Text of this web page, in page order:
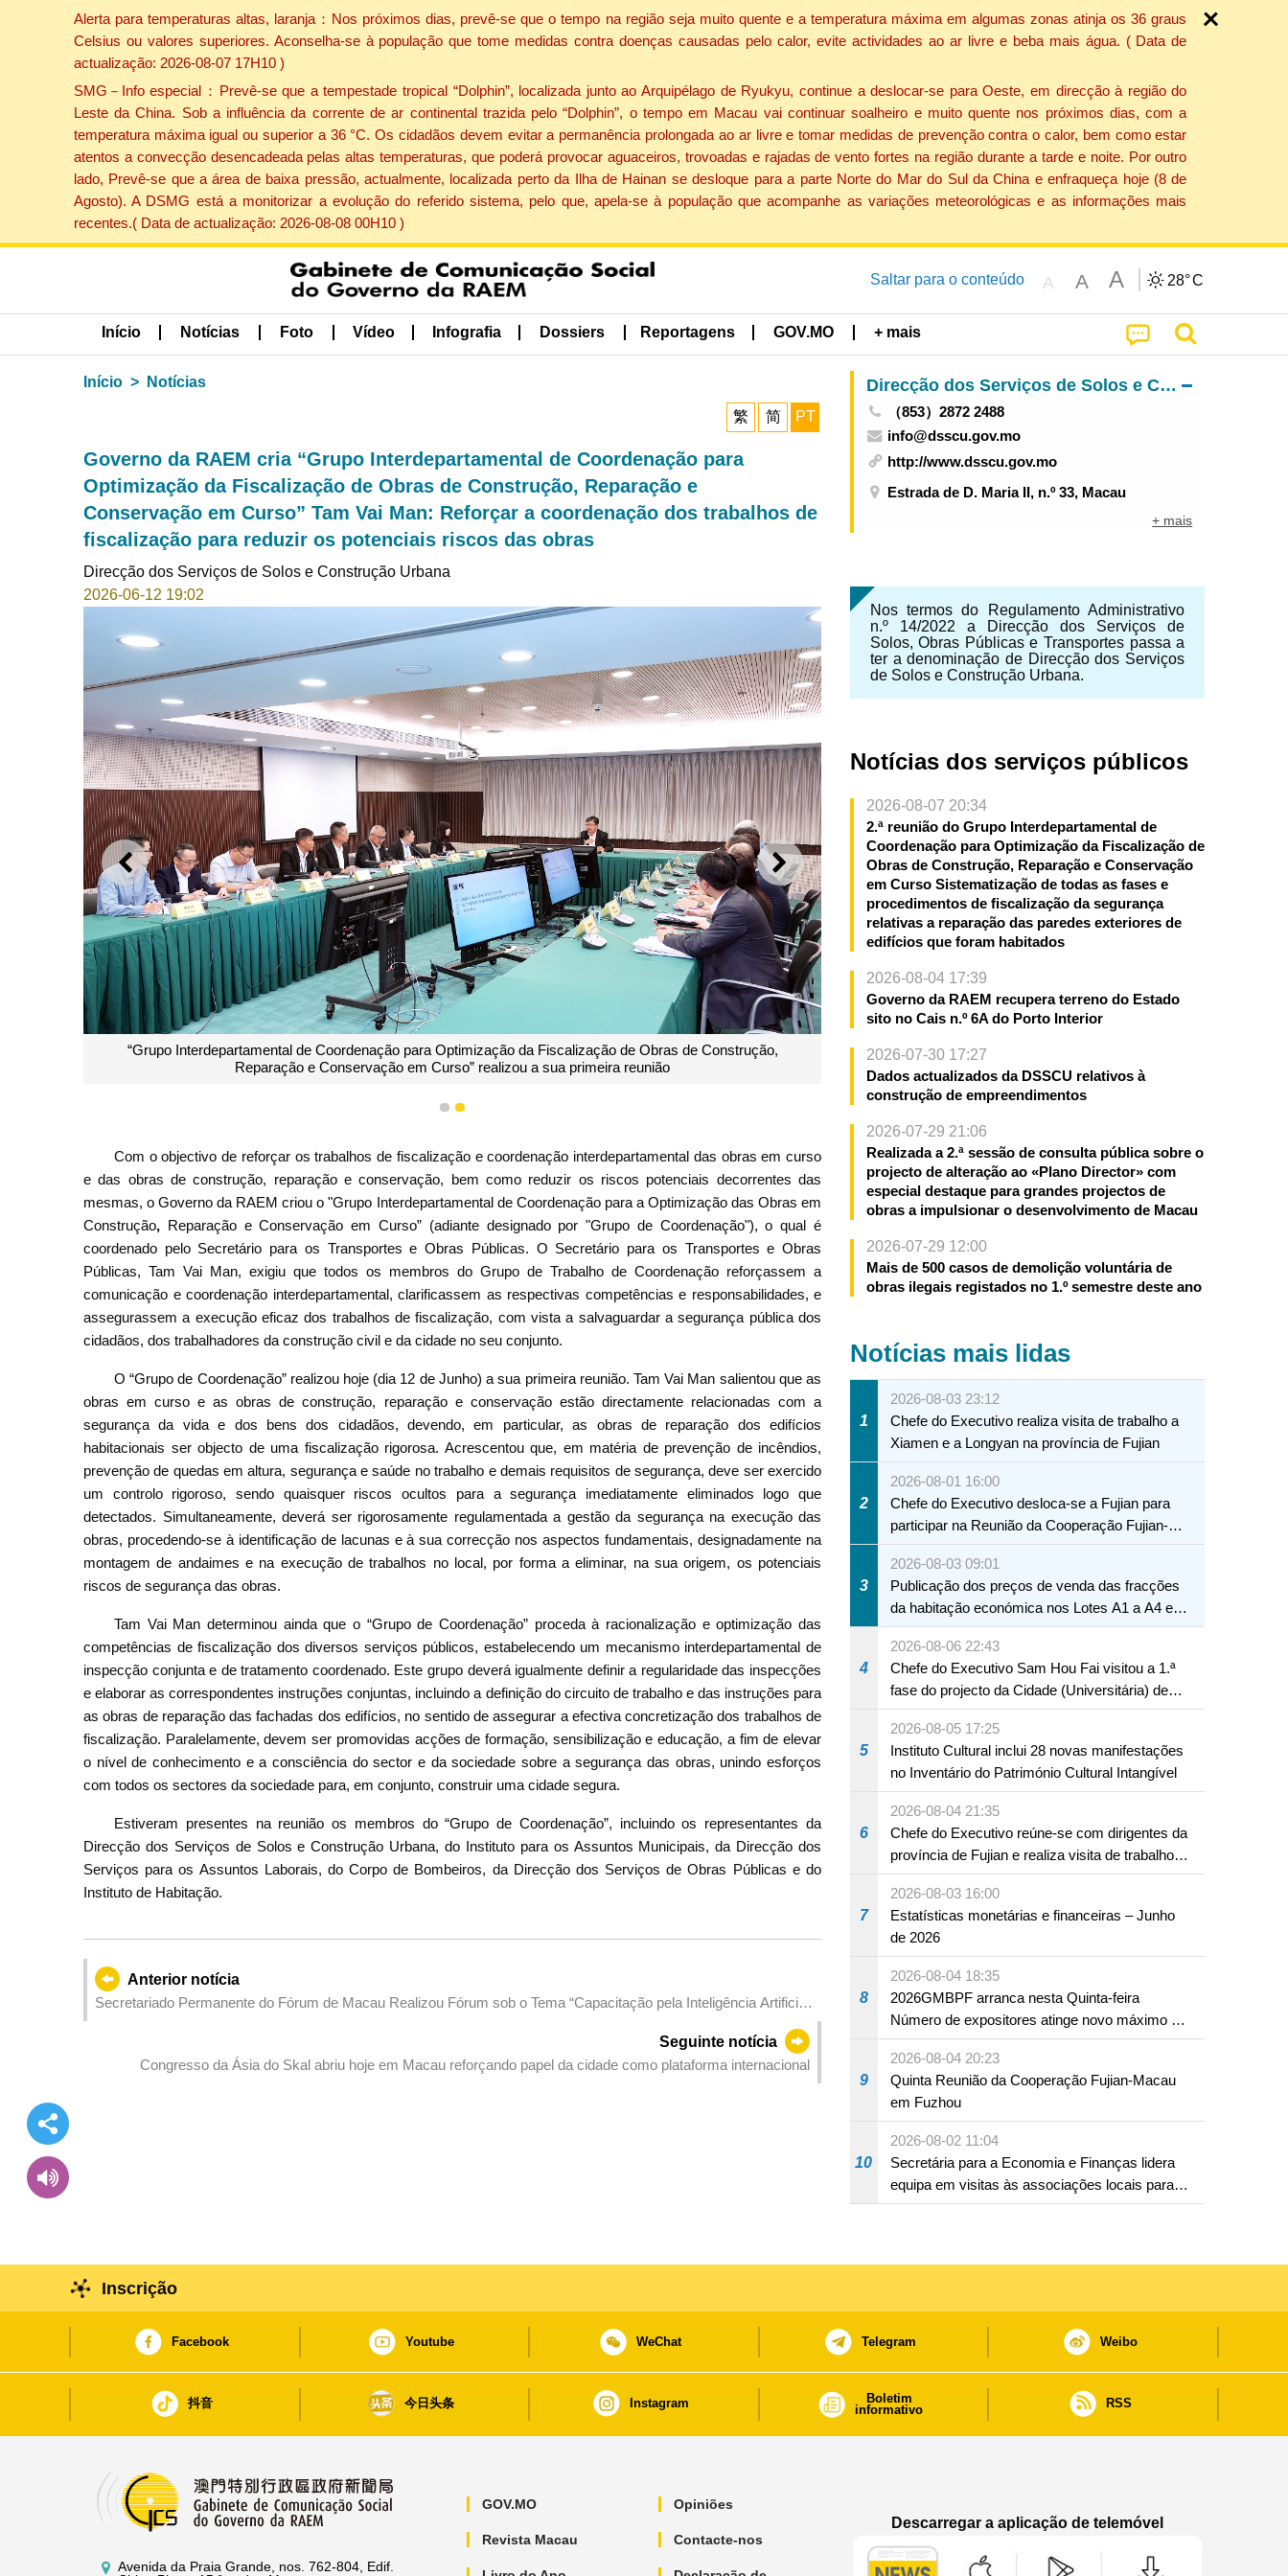
Alerta para temperaturas altas, laranja：Nos próximos dias, prevê-se que o tempo na região seja muito quente e a temperatura máxima em algumas zonas atinja os 36 graus
Celsius ou valores superiores. Aconselha-se à população que tome medidas contra doenças causadas pelo calor, evite actividades ao ar livre e beba mais água. ( Data de
actualização: 2026-08-07 17H10 )
SMG－Info especial：Prevê-se que a tempestade tropical “Dolphin”, localizada junto ao Arquipélago de Ryukyu, continue a deslocar-se para Oeste, em direcção à região do
Leste da China. Sob a influência da corrente de ar continental trazida pelo “Dolphin”, o tempo em Macau vai continuar soalheiro e muito quente nos próximos dias, com a
temperatura máxima igual ou superior a 36 °C. Os cidadãos devem evitar a permanência prolongada ao ar livre e tomar medidas de prevenção contra o calor, bem como estar
atentos a convecção desencadeada pelas altas temperaturas, que poderá provocar aguaceiros, trovoadas e rajadas de vento fortes na região durante a tarde e noite. Por outro
lado, Prevê-se que a área de baixa pressão, actualmente, localizada perto da Ilha de Hainan se desloque para a parte Norte do Mar do Sul da China e enfraqueça hoje (8 de
Agosto). A DSMG está a monitorizar a evolução do referido sistema, pelo que, apela-se à população que acompanhe as variações meteorológicas e as informações mais
recentes.( Data de actualização: 2026-08-08 00H10 )
Saltar para o conteúdo A A A 28°C
Início Notícias Foto Vídeo Infografia Dossiers Reportagens GOV.MO + mais
Início Notícias
繁 简 PT
Governo da RAEM cria “Grupo Interdepartamental de Coordenação para
Optimização da Fiscalização de Obras de Construção, Reparação e
Conservação em Curso” Tam Vai Man: Reforçar a coordenação dos trabalhos de
fiscalização para reduzir os potenciais riscos das obras
Direcção dos Serviços de Solos e Construção Urbana
2026-06-12 19:02
ANTERIOR SEGUINTE
“Grupo Interdepartamental de Coordenação para Optimização da Fiscalização de Obras de Construção,
Reparação e Conservação em Curso” realizou a sua primeira reunião
1 2
Com o objectivo de reforçar os trabalhos de fiscalização e coordenação interdepartamental das obras em curso
e das obras de construção, reparação e conservação, bem como reduzir os riscos potenciais decorrentes das
mesmas, o Governo da RAEM criou o "Grupo Interdepartamental de Coordenação para a Optimização das Obras em
Construção, Reparação e Conservação em Curso” (adiante designado por "Grupo de Coordenação"), o qual é
coordenado pelo Secretário para os Transportes e Obras Públicas. O Secretário para os Transportes e Obras
Públicas, Tam Vai Man, exigiu que todos os membros do Grupo de Trabalho de Coordenação reforçassem a
comunicação e coordenação interdepartamental, clarificassem as respectivas competências e responsabilidades, e
assegurassem a execução eficaz dos trabalhos de fiscalização, com vista a salvaguardar a segurança pública dos
cidadãos, dos trabalhadores da construção civil e da cidade no seu conjunto.
O “Grupo de Coordenação” realizou hoje (dia 12 de Junho) a sua primeira reunião. Tam Vai Man salientou que as
obras em curso e as obras de construção, reparação e conservação estão directamente relacionadas com a
segurança da vida e dos bens dos cidadãos, devendo, em particular, as obras de reparação dos edifícios
habitacionais ser objecto de uma fiscalização rigorosa. Acrescentou que, em matéria de prevenção de incêndios,
prevenção de quedas em altura, segurança e saúde no trabalho e demais requisitos de segurança, deve ser exercido
um controlo rigoroso, sendo quaisquer riscos ocultos para a segurança imediatamente eliminados logo que
detectados. Simultaneamente, deverá ser rigorosamente regulamentada a gestão da segurança na execução das
obras, procedendo-se à identificação de lacunas e à sua correcção nos aspectos fundamentais, designadamente na
montagem de andaimes e na execução de trabalhos no local, por forma a eliminar, na sua origem, os potenciais
riscos de segurança das obras.
Tam Vai Man determinou ainda que o “Grupo de Coordenação” proceda à racionalização e optimização das
competências de fiscalização dos diversos serviços públicos, estabelecendo um mecanismo interdepartamental de
inspecção conjunta e de tratamento coordenado. Este grupo deverá igualmente definir a regularidade das inspecções
e elaborar as correspondentes instruções conjuntas, incluindo a definição do circuito de trabalho e das instruções para
as obras de reparação das fachadas dos edifícios, no sentido de assegurar a efectiva concretização dos trabalhos de
fiscalização. Paralelamente, devem ser promovidas acções de formação, sensibilização e educação, a fim de elevar
o nível de conhecimento e a consciência do sector e da sociedade sobre a segurança das obras, unindo esforços
com todos os sectores da sociedade para, em conjunto, construir uma cidade segura.
Estiveram presentes na reunião os membros do “Grupo de Coordenação”, incluindo os representantes da
Direcção dos Serviços de Solos e Construção Urbana, do Instituto para os Assuntos Municipais, da Direcção dos
Serviços para os Assuntos Laborais, do Corpo de Bombeiros, da Direcção dos Serviços de Obras Públicas e do
Instituto de Habitação.
Anterior notícia
Secretariado Permanente do Fórum de Macau Realizou Fórum sob o Tema “Capacitação pela Inteligência Artificial
Seguinte notícia
Congresso da Ásia do Skal abriu hoje em Macau reforçando papel da cidade como plataforma internacional
Direcção dos Serviços de Solos e Construção Urbana
（853）2872 2488
info@dsscu.gov.mo
http://www.dsscu.gov.mo
Estrada de D. Maria II, n.º 33, Macau
+ mais
Nos termos do Regulamento Administrativo
n.º 14/2022 a Direcção dos Serviços de
Solos, Obras Públicas e Transportes passa a
ter a denominação de Direcção dos Serviços
de Solos e Construção Urbana.
Notícias dos serviços públicos
2026-08-07 20:34
2.ª reunião do Grupo Interdepartamental de
Coordenação para Optimização da Fiscalização de
Obras de Construção, Reparação e Conservação
em Curso Sistematização de todas as fases e
procedimentos de fiscalização da segurança
relativas a reparação das paredes exteriores de
edifícios que foram habitados
2026-08-04 17:39
Governo da RAEM recupera terreno do Estado
sito no Cais n.º 6A do Porto Interior
2026-07-30 17:27
Dados actualizados da DSSCU relativos à
construção de empreendimentos
2026-07-29 21:06
Realizada a 2.ª sessão de consulta pública sobre o
projecto de alteração ao «Plano Director» com
especial destaque para grandes projectos de
obras a impulsionar o desenvolvimento de Macau
2026-07-29 12:00
Mais de 500 casos de demolição voluntária de
obras ilegais registados no 1.º semestre deste ano
Notícias mais lidas
1
2026-08-03 23:12
Chefe do Executivo realiza visita de trabalho a
Xiamen e a Longyan na província de Fujian
2
2026-08-01 16:00
Chefe do Executivo desloca-se a Fujian para
participar na Reunião da Cooperação Fujian-
Macau
3
2026-08-03 09:01
Publicação dos preços de venda das fracções
da habitação económica nos Lotes A1 a A4 e
A12 da Zona A dos Novos Aterros
4
2026-08-06 22:43
Chefe do Executivo Sam Hou Fai visitou a 1.ª
fase do projecto da Cidade (Universitária) de
Educação Internacional de Macau e Hengqin
5
2026-08-05 17:25
Instituto Cultural inclui 28 novas manifestações
no Inventário do Património Cultural Intangível
6
2026-08-04 21:35
Chefe do Executivo reúne-se com dirigentes da
província de Fujian e realiza visita de trabalho
em Fuzhou
7
2026-08-03 16:00
Estatísticas monetárias e financeiras – Junho
de 2026
8
2026-08-04 18:35
2026GMBPF arranca nesta Quinta-feira
Número de expositores atinge novo máximo em
18 anos
9
2026-08-04 20:23
Quinta Reunião da Cooperação Fujian-Macau
em Fuzhou
10
2026-08-02 11:04
Secretária para a Economia e Finanças lidera
equipa em visitas às associações locais para
consolidar consensos e promover os trabalhos
Inscrição
Facebook Youtube WeChat Telegram Weibo
抖音 今日头条 Instagram
Boletim
informativo
RSS
Avenida da Praia Grande, nos. 762-804, Edif.
GOV.MO
Revista Macau
Opiniões
Contacte-nos
Descarregar a aplicação de telemóvel